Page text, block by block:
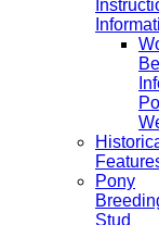
Pony
Stud